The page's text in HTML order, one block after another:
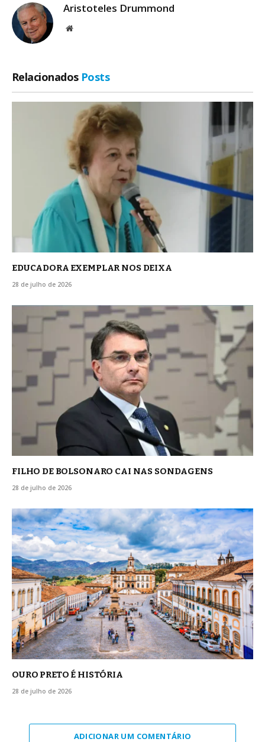
Aristoteles Drummond
Site
Relacionados Posts
EDUCADORA EXEMPLAR NOS DEIXA
28 de julho de 2026
FILHO DE BOLSONARO CAI NAS SONDAGENS
28 de julho de 2026
OURO PRETO É HISTÓRIA
28 de julho de 2026
ADICIONAR UM COMENTÁRIO